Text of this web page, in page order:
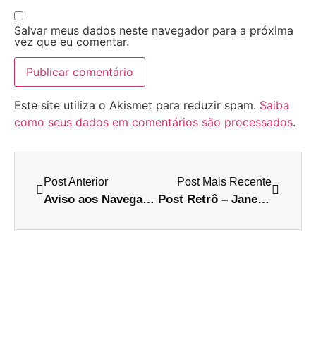
Salvar meus dados neste navegador para a próxima
vez que eu comentar.
Este site utiliza o Akismet para reduzir spam. Saiba
como seus dados em comentários são processados.
Post Anterior
Aviso aos Navegantes…
Post Mais Recente
Post Retrô – Janeiro 2009